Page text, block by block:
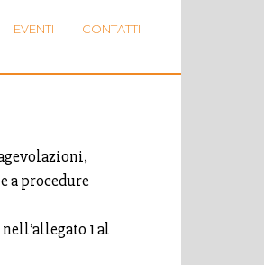
EVENTI CONTATTI
a procedure
1 al